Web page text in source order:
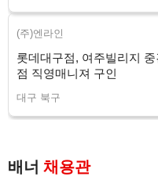
(주)엔라인
롯데대구점, 여주빌리지
점 직영매니져 구인
대구 북구
배너 채용관